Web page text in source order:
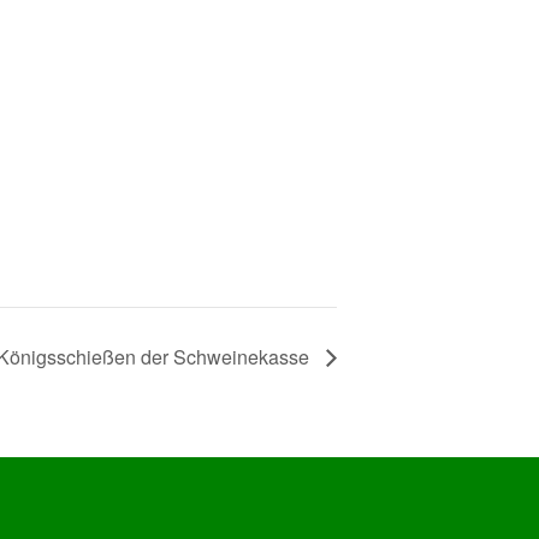
der Schweinekasse